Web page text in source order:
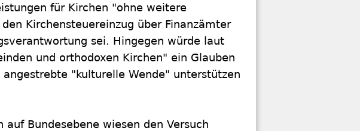
für Kirchen "ohne weitere
Kirchensteuereinzug über Finanzämter
sei. Hingegen würde laut
und orthodoxen Kirchen" ein Glauben
"kulturelle Wende" unterstützen
Bundesebene wiesen den Versuch